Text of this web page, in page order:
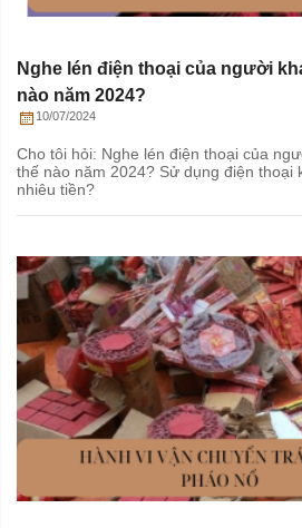
Nghe lén điện thoại của người
nào năm 2024?
10/07/2024
Cho tôi hỏi: Nghe lén điện thoại của
thế nào năm 2024? Sử dụng điện thoại
nhiêu tiền?